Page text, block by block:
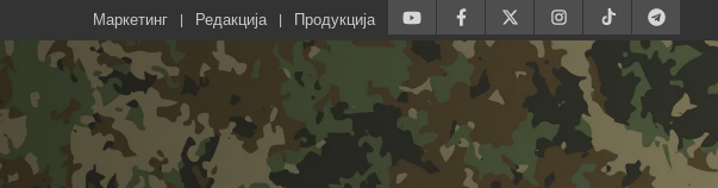
Маркетинг Редакција Продукција